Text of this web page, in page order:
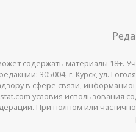
содержать материалы 18+.
305004, г. Курск, ул.
в сфере связи,
условия использования
При полном или